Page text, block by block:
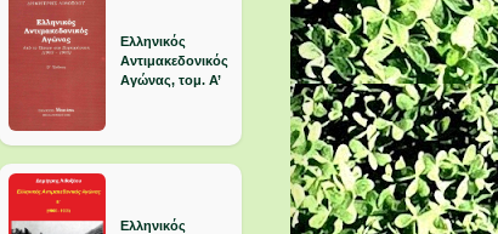
Ελληνικός
Αντιμακεδονικός
Αγώνας, τομ. Α’
Ελληνικός